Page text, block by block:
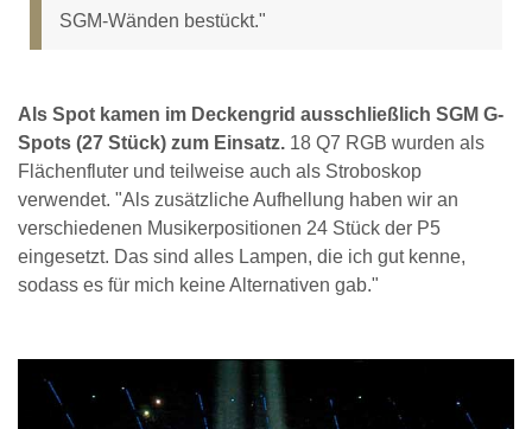
SGM-Wänden bestückt."
Als Spot kamen im Deckengrid ausschließlich SGM G-
Spots (27 Stück) zum Einsatz. 18 Q7 RGB wurden als
Flächenfluter und teilweise auch als Stroboskop
verwendet. "Als zusätzliche Aufhellung haben wir an
verschiedenen Musikerpositionen 24 Stück der P5
eingesetzt. Das sind alles Lampen, die ich gut kenne,
sodass es für mich keine Alternativen gab."